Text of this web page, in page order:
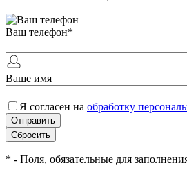
Ваш телефон*
Ваше имя
Я согласен на обработку
* - Поля, обязательные для